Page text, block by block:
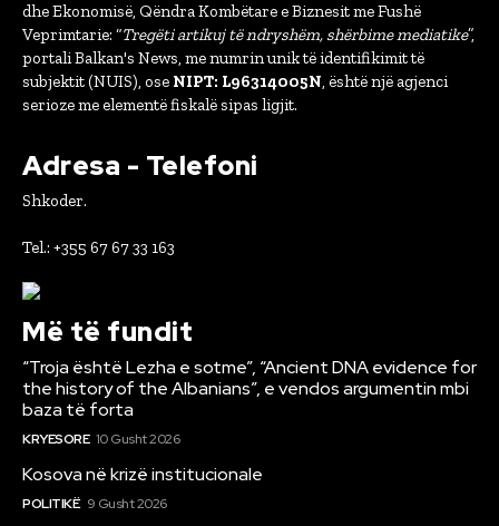
dhe Ekonomisë, Qëndra Kombëtare e Biznesit me Fushë
Veprimtarie: “Tregëti artikuj të ndryshëm, shërbime mediatike”,
portali Balkan's News, me numrin unik të identifikimit të
subjektit (NUIS), ose NIPT: L96314005N, është një agjenci
serioze me elementë fiskalë sipas ligjit.
Adresa - Telefoni
Shkoder.
Tel.: +355 67 67 33 163
Më të fundit
“Troja është Lezha e sotme”, “Ancient DNA evidence for
the history of the Albanians”, e vendos argumentin mbi
baza të forta
KRYESORE 10 Gusht 2026
Kosova në krizë institucionale
POLITIKË 9 Gusht 2026